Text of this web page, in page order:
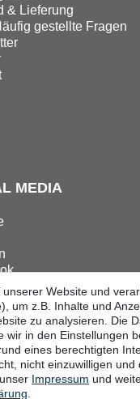
& Lieferung
gestellte Fragen
MEDIA
Impressum
Website und
um z.B. Inhalte und
zu analysieren. Die
in den Einstellungen
eines berechtigten
nicht einzuwilligen
Impressum und